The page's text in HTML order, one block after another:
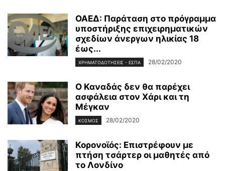
ΟΑΕΔ: Παράταση στο πρόγραμμα
υποστήριξης επιχειρηματικών
σχεδίων άνεργων ηλικίας 18
έως...
ΧΡΗΜΑΤΟΔΟΤΉΣΕΙΣ - ΕΣΠΑ 28/02/2020
Ο Καναδάς δεν θα παρέχει
ασφάλεια στον Χάρι και τη
Μέγκαν
ΚΌΣΜΟΣ 28/02/2020
Κορονοϊός: Επιστρέφουν με
πτήση τσάρτερ οι μαθητές από
το Λονδίνο